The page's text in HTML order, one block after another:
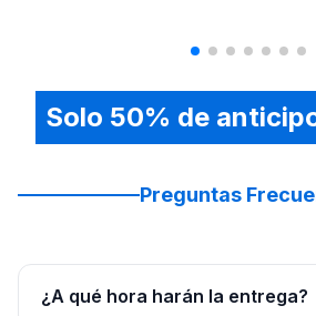
Solo 50% de
Preguntas
¿A qué hora harán la entrega?